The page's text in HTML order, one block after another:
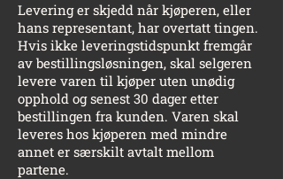
Levering er skjedd når kjøperen, eller
hans representant, har overtatt tingen.
Hvis ikke leveringstidspunkt fremgår
av bestillingsløsningen, skal selgeren
levere varen til kjøper uten unødig
opphold og senest 30 dager etter
bestillingen fra kunden. Varen skal
leveres hos kjøperen med mindre
annet er særskilt avtalt mellom
partene.